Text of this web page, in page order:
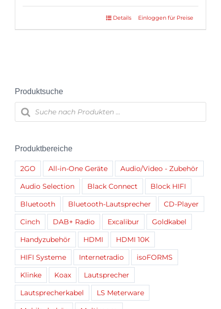
Einloggen für Preise
Details
Produktsuche
Products
search
Produktbereiche
2GO All-in-One Geräte
Audio/Video - Zubehör
Audio Selection
Black Connect
Block HIFI
Bluetooth
Bluetooth-Lautsprecher
CD-Player
Cinch
DAB+ Radio Excalibur
Goldkabel
Handyzubehör
HDMI
HDMI 10K
HIFI Systeme
Internetradio
isoFORMS
Klinke
Koax
Lautsprecher
Lautsprecherkabel
LS Meterware